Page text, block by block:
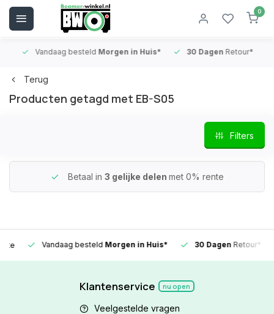
0
Vandaag besteldMorgen in Huis* 30 DagenRetour*
Terug
Producten getagd met EB-S05
Filters
Betaal in 3 gelijke delen met 0% rente
Vandaag besteldMorgen in Huis* 30 DagenRetour*
Klantenservice nu open
Veelgestelde vragen